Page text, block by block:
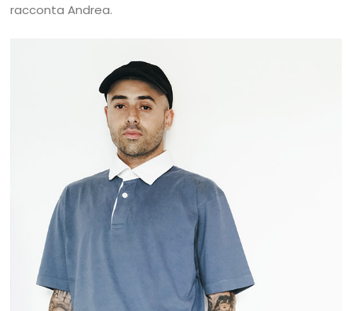
racconta Andrea.